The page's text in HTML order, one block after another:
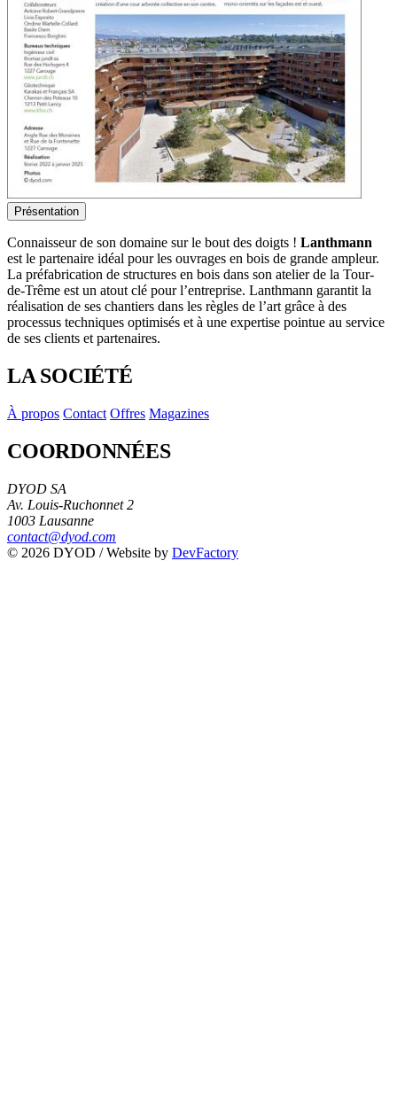
Présentation
Connaisseur de son domaine sur le bout des doigts ! Lanthmann
est le partenaire idéal pour les ouvrages en bois de grande ampleur.
La préfabrication de structures en bois dans son atelier de la Tour-
de-Trême est un atout clé pour l’entreprise. Lanthmann garantit la
réalisation de ses chantiers dans les règles de l’art grâce à des
processus techniques optimisés et à une expertise pointue au service
de ses clients et partenaires.
LA SOCIÉTÉ
À propos Contact Offres Magazines
COORDONNÉES
DYOD SA
Av. Louis-Ruchonnet 2
1003 Lausanne
contact@dyod.com
© 2026 DYOD / Website by DevFactory